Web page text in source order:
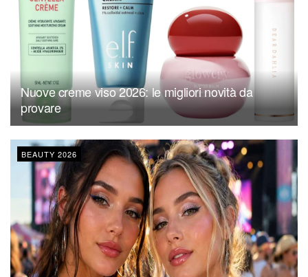
Nuove creme viso 2026: le migliori novità da
provare
BEAUTY 2026